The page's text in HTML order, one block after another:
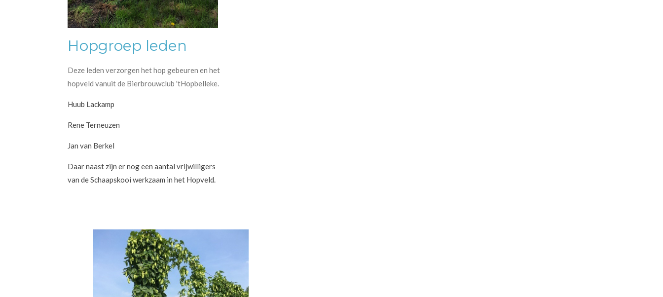
Hopgroep leden
Deze leden verzorgen het hop gebeuren en het
hopveld vanuit de Bierbrouwclub 'tHopbelleke.
Huub Lackamp
Rene Terneuzen
Jan van Berkel
Daar naast zijn er nog een aantal vrijwilligers
van de Schaapskooi werkzaam in het Hopveld.